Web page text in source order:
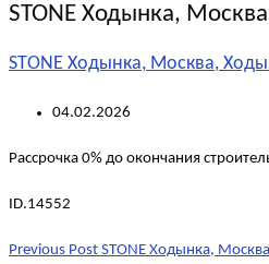
STONE Ходынка,
STONE Ходынка, Москва,
04.02.2026
Рассрочка 0% до окончания
ID.14552
Post
Previous Post STONE Ходынка,